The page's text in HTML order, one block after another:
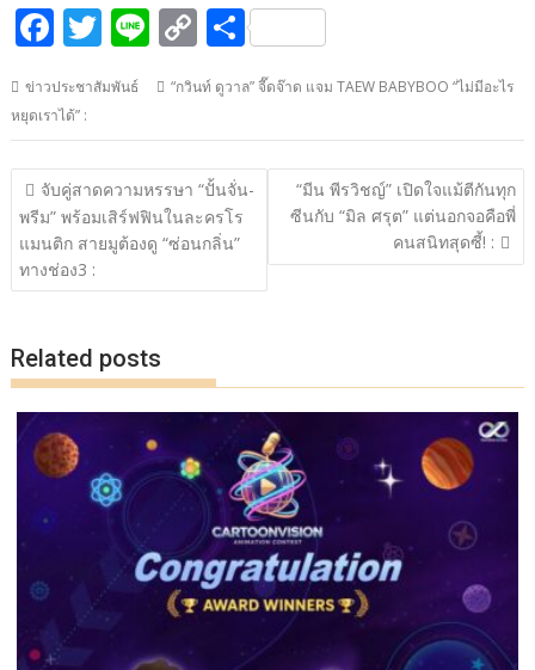
F
e
b
o
o
k
T
itt
er
Li
e
C
o
p
y
Li
n
k
S
h
ar
e
ข่าวประชาสัมพันธ์
“กวินท์ ดูวาล” จี๊ดจ๊าด แจม TAEW BABYBOO “ไม่มีอะไร
หยุดเราได้” :
แนะแนว
เรื่อง
จับคู่สาดความหรรษา “ปั้นจั่น-
พรีม” พร้อมเสิร์ฟฟินในละครโร
แมนติก สายมูต้องดู “ซ่อนกลิ่น”
ทางช่อง3 :
“มีน พีรวิชญ์” เปิดใจแม้ตีกันทุก
ซีนกับ “มิล ศรุต” แต่นอกจอคือพี่
คนสนิทสุดซี้! :
Related posts